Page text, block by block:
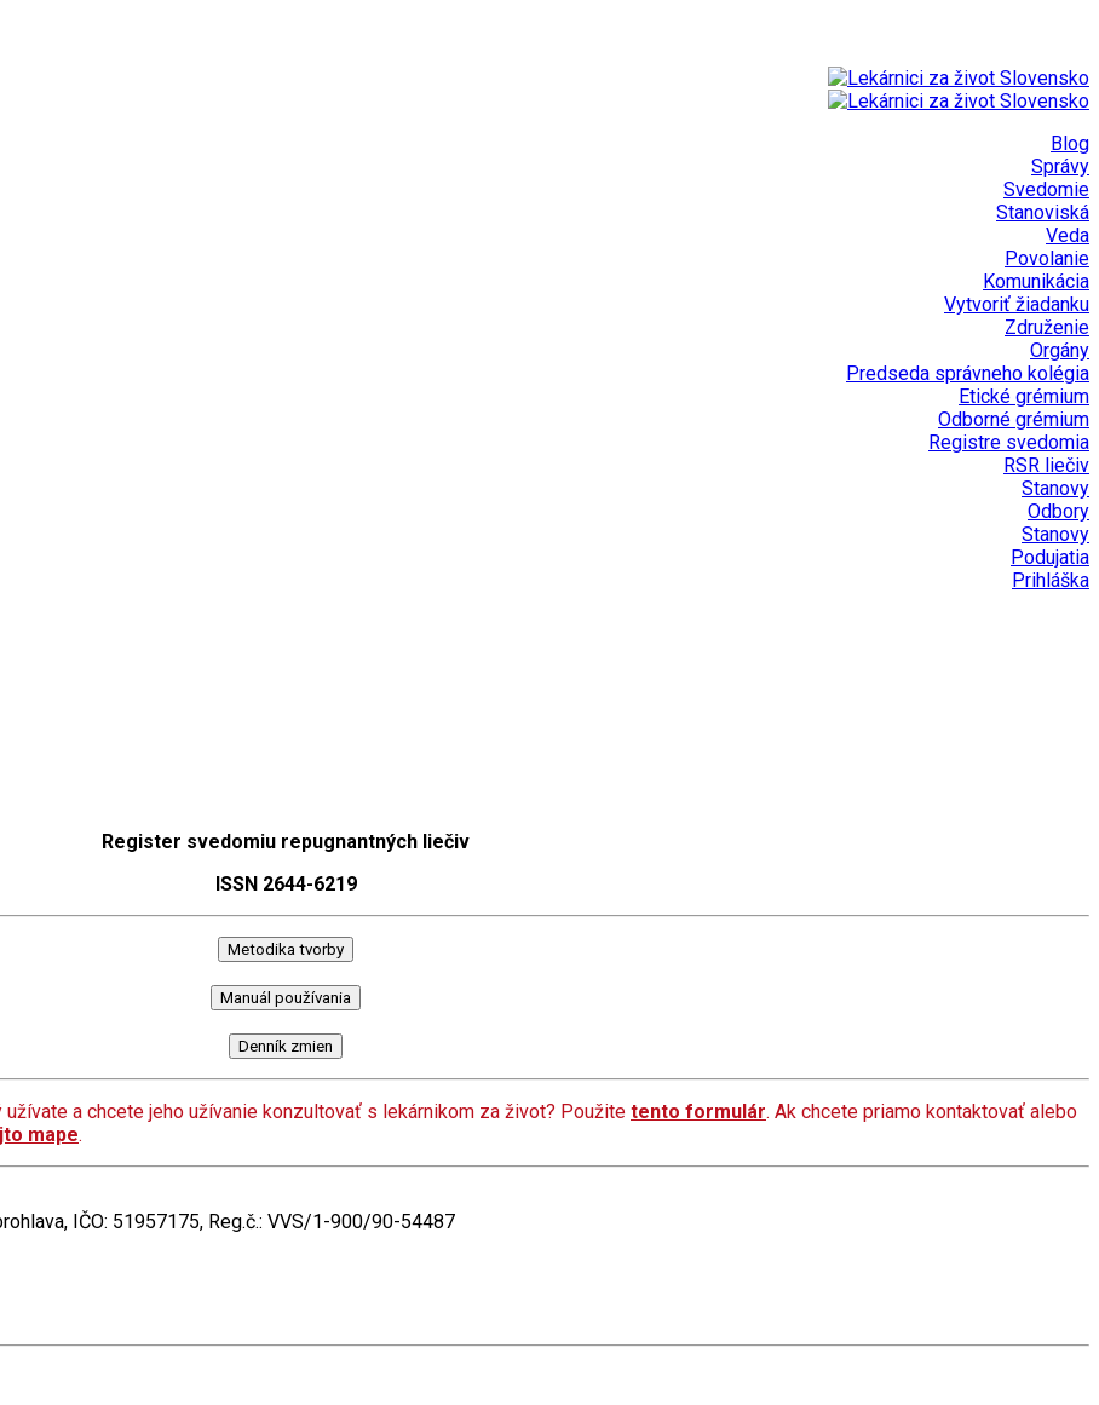
Blog
Správy
Svedomie
Stanoviská
Veda
Povolanie
Komunikácia
Vytvoriť žiadanku
Združenie
Orgány
Predseda správneho kolégia
Etické grémium
Odborné grémium
Registre svedomia
RSR liečiv
Stanovy
Odbory
Stanovy
Podujatia
Prihláška
Register svedomiu repugnantných liečiv
ISSN 2644-6219
Metodika tvorby
Manuál používania
Denník zmien
a chcete jeho užívanie konzultovať s lekárnikom za život? Použite tento formulár. Ak chcete priamo kontaktovať alebo
mape.
IČO: 51957175, Reg.č.: VVS/1-900/90-54487